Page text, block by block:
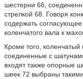
шестерни 66,
стрелкой 68. Говоря
содержать согласующее
коленчатого вала к
Кроме того,
соединенные с
входят также опорные
шеек 72 выбраны